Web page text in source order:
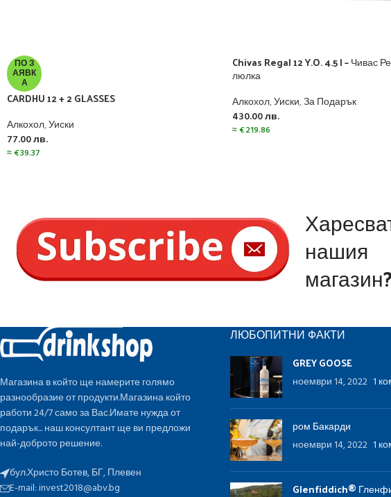
ПО З
АЯВК
А
CARDHU 12 + 2 GLASSES
Алкохол,Уиски
77.00лв.
≈€39.37
Chivas Regal 12 Y.O. 4.5 l – Чивас
люлка
Алкохол,Уиски,За Подарък
430.00лв.
≈€219.86
нашия
магазин?
Магазина в който ще намерите голямо
разнообразие от продукти.Магазина който
работи 24/7 само за Вас.Имате нужда от
подарък... наш консултант ще ви предложи
най-доброто решение.
бул.Христо Ботев, БГ, Плевен
E-mail:invest2018@abv.bg
ЛЮБОПИТНИ ФАКТИ
GREY GOOSE
ноември 14, 2022 1
ром Бакарди
ноември 14, 2022 1
Glenfiddich®